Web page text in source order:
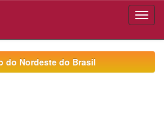
do Nordeste do Brasil